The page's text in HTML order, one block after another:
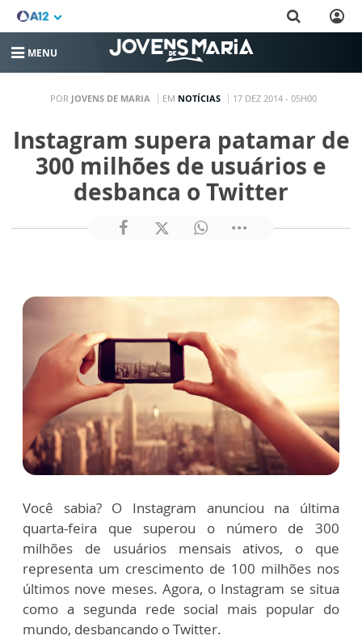
MENU
POR JOVENS DE MARIA EM NOTÍCIAS 17 DEZ 2014 - 05H00
Instagram supera patamar de
300 milhões de usuários e
desbanca o Twitter
Você sabia? O Instagram anunciou na última
quarta-feira que superou o número de 300
milhões de usuários mensais ativos, o que
representa um crescimento de 100 milhões nos
últimos nove meses. Agora, o Instagram se situa
como a segunda rede social mais popular do
mundo, desbancando o Twitter.